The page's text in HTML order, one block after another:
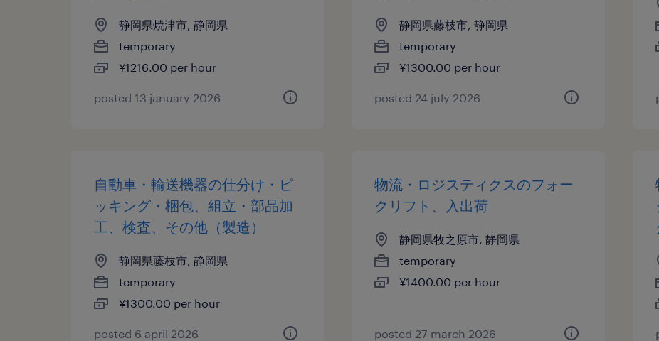
静岡県焼津市, 静岡県
temporary
¥1216.00 per hour
posted 13 january 2026
静岡県藤枝市, 静岡県
temporary
¥1300.00 per hour
posted 24 july 2026
自動車・輸送機器の仕分け・ピ
ッキング・梱包、組立・部品加
工、検査、その他（製造）
静岡県藤枝市, 静岡県
temporary
¥1300.00 per hour
posted 6 april 2026
物流・ロジスティクスのフォー
クリフト、入出荷
静岡県牧之原市, 静岡県
temporary
¥1400.00 per hour
posted 27 march 2026